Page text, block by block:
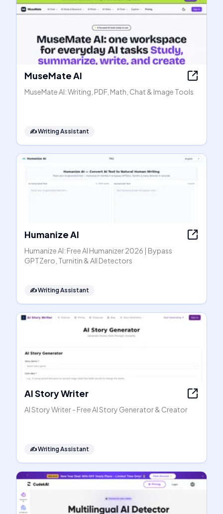
MuseMate AI
MuseMate AI: Writing, PDF, Math, Chat & Image Tools
✍️Writing Assistant
Humanize AI
Humanize AI: Free AI Humanizer 2026 | Bypass
GPTZero, Turnitin & All Detectors
✍️Writing Assistant
AI Story Writer
AI Story Writer - Free AI Story Generator & Creator
✍️Writing Assistant